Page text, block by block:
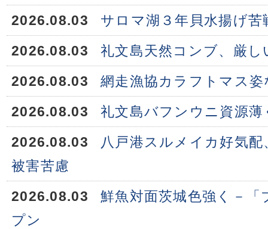
2026.08.03
サロマ湖３年貝水揚げ苦
2026.08.03
礼文島天然コンブ、厳し
2026.08.03
網走漁協カラフトマス
2026.08.03
礼文島バフンウニ資源薄
2026.08.03
八戸港スルメイカ好気
被害苦慮
2026.08.03
鮮魚対面茨城色強く－
プン